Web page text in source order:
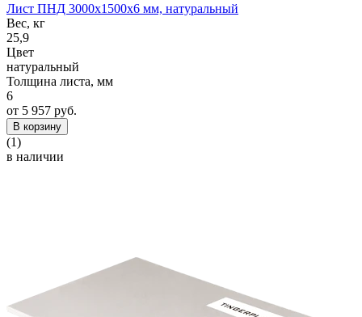
Лист ПНД 3000x1500x6 мм, натуральный
Вес, кг
25,9
Цвет
натуральный
Толщина листа, мм
6
от 5 957 руб.
В корзину
(1)
в наличии